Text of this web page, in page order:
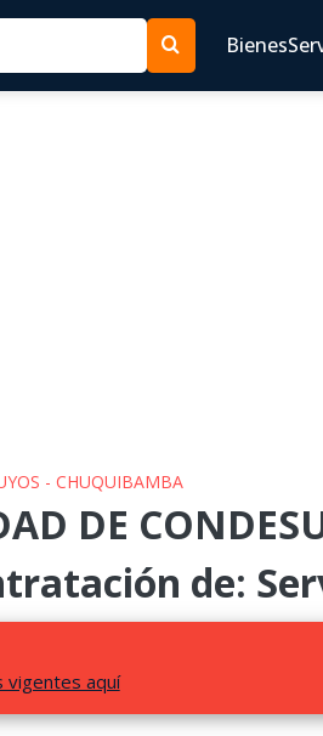
Bienes
- CHUQUIBAMBA
DE
de:
vigentes aquí